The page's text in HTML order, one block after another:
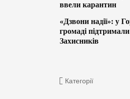
ввели карантин
«Дзвони надії»: у
громаді
Захисників
Категорії